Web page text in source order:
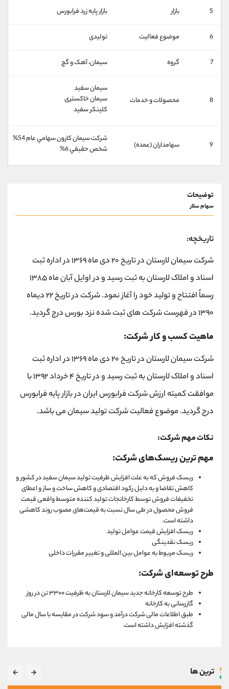
5 بازار بازار پايه زرد فرابورس
6 موضوع فعالیت تولیدی
7 گروه سيمان، آهک و گچ
8 محصولات و خدمات
سیمان سفید
سیمان خاکستری
کلینکر سفید
9 سهامداران (عمده)
شركت سيمان كارون سهامي عام 54%
شخص حقيقي 6%
توضیحات
سهام سلار
تاریخچه:
شرکت سیمان لارستان در تاریخ ۲۰ دی ماه ۱۳۶۹ در اداره ثبت
اسناد و املاک لارستان به ثبت رسید و در اوایل آبان ماه ۱۳۸۵
رسماً افتتاح و تولید خود را آغاز نمود. شرکت در تاریخ ۲۲ دیماه
۱۳۹۰ در فهرست شرکت های ثبت شده نزد بورس درج گردید.
ماهیت کسب و کار شرکت:
شرکت سیمان لارستان در تاریخ ۲۰ دی ماه ۱۳۶۹ در اداره ثبت
اسناد و املاک لارستان به ثبت رسید و در تاریخ ۴ خرداد ۱۳۹۲ با
موافقت کمیته ارزش شرکت فرابورس ایران در بازار پایه فرابورس
درج گردید. موضوع فعالیت شرکت تولید سیمان می باشد.
نکات مهم شرکت:
مهم ترین ریسک‌های شرکت:
ریسک فروش که به علت افزایش ظرفیت تولید سیمان سفید در کشور و
کاهش تقاضا و به دلیل رکود اقتصادی و کاهش ساخت و ساز و اعطای
تخفیفات فروش توسط کارخانجات تولید کننده متوسط واقعی قیمت
فروش محصول در طی سال نسبت به قیمت‌های مصوب روند کاهشی
داشته است.
ریسک افزایش قیمت عوامل تولید
ریسک نقدینگی
ریسک مربوط به عوامل بین المللی و تغییر مقررات داخلی
طرح توسعه‌ای شرکت:
طرح توسعه کارخانه جدید سیمان لارستان به ظرفیت ۳۳۰۰ تن در روز
گازرسانی به کارخانه
طبق اطلاعات مالی شرکت درآمد و سود شرکت در مقایسه با سال مالی
گذشته افزایش داشته است.
ترین ها